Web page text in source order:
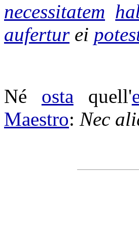
necessitatem
auferturei
Né osta quell'
Maestro: Nec